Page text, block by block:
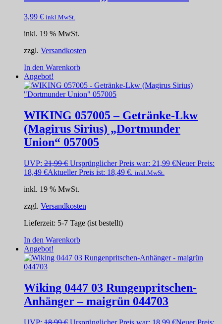
3,99 € inkl.MwSt.
inkl. 19 % MwSt.
zzgl. Versandkosten
In den Warenkorb
Angebot!
WIKING 057005 – Getränke-Lkw
(Magirus Sirius) „Dortmunder
Union“ 057005
UVP: 21,99€ Ursprünglicher Preis war: 21,99 €Neuer Preis:
18,49 €Aktueller Preis ist: 18,49 €. inkl.MwSt.
inkl. 19 % MwSt.
zzgl. Versandkosten
Lieferzeit: 5-7 Tage (ist bestellt)
In den Warenkorb
Angebot!
Wiking 0447 03 Rungenpritschen-
Anhänger – maigrün 044703
UVP: 18,99€ Ursprünglicher Preis war: 18,99 €Neuer Preis: